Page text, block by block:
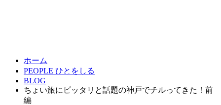
ホーム
PEOPLE ひとをしる
BLOG
ちょい旅にピッタリと話題の神戸でチルってきた！前
編